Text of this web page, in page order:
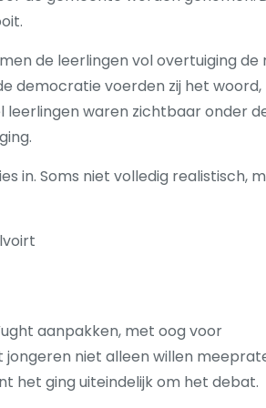
de leerlingen vol overtuiging de
democratie voerden zij het woord,
leerlingen waren zichtbaar onder
in. Soms niet volledig realistisch,
aanpakken, met oog voor
niet alleen willen
het ging uiteindelijk om het debat.